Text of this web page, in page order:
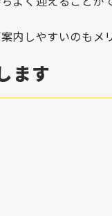
内しやすいのもメ
ます